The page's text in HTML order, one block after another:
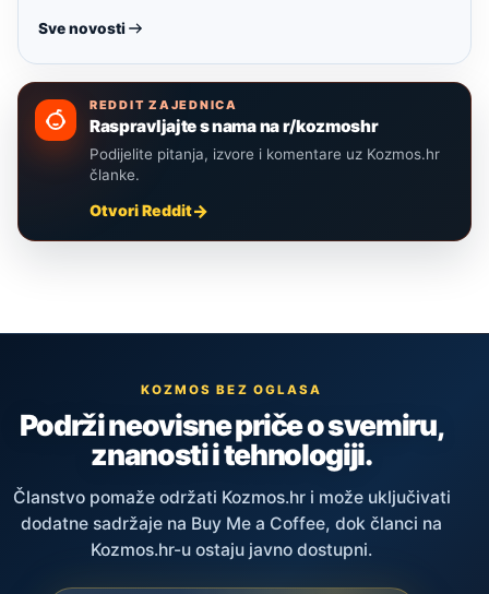
Sve novosti
REDDIT ZAJEDNICA
Raspravljajte s nama na r/kozmoshr
Podijelite pitanja, izvore i komentare uz Kozmos.hr
članke.
Otvori Reddit
KOZMOS BEZ OGLASA
Podrži neovisne priče o svemiru,
znanosti i tehnologiji.
Članstvo pomaže održati Kozmos.hr i može uključivati
dodatne sadržaje na Buy Me a Coffee, dok članci na
Kozmos.hr-u ostaju javno dostupni.